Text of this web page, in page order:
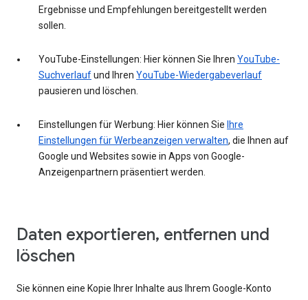
Ergebnisse und Empfehlungen bereitgestellt werden
sollen.
YouTube-Einstellungen: Hier können Sie Ihren YouTube-
Suchverlaufund Ihren YouTube-Wiedergabeverlauf
pausieren und löschen.
Einstellungen für Werbung: Hier können Sie Ihre
Einstellungen für Werbeanzeigen verwalten, die Ihnen auf
Google und Websites sowie in Apps von Google-
Anzeigenpartnern präsentiert werden.
Daten exportieren, entfernen und
löschen
Sie können eine Kopie Ihrer Inhalte aus Ihrem Google-Konto